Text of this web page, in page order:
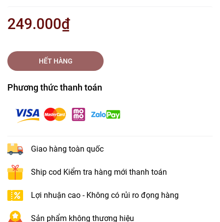
249.000₫
HẾT HÀNG
Phương thức thanh toán
Giao hàng toàn quốc
Ship cod Kiểm tra hàng mới thanh toán
Lợi nhuận cao - Không có rủi ro đọng hàng
Sản phẩm không thương hiệu